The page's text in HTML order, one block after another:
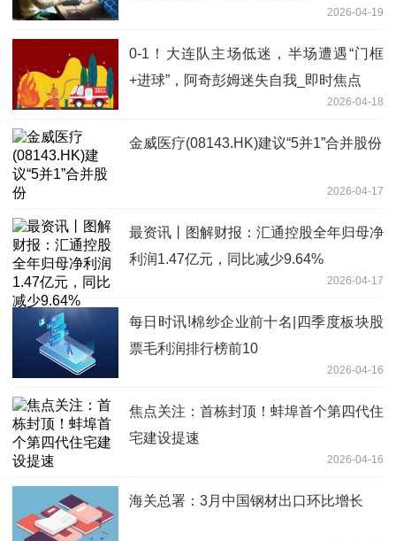
2026-04-19
0-1！大连队主场低迷，半场遭遇“门框
+进球”，阿奇彭姆迷失自我_即时焦点
2026-04-18
金威医疗(08143.HK)建议“5并1”合并股份
2026-04-17
最资讯丨图解财报：汇通控股全年归母净
利润1.47亿元，同比减少9.64%
2026-04-17
每日时讯!棉纱企业前十名|四季度板块股
票毛利润排行榜前10
2026-04-16
焦点关注：首栋封顶！蚌埠首个第四代住
宅建设提速
2026-04-16
海关总署：3月中国钢材出口环比增长